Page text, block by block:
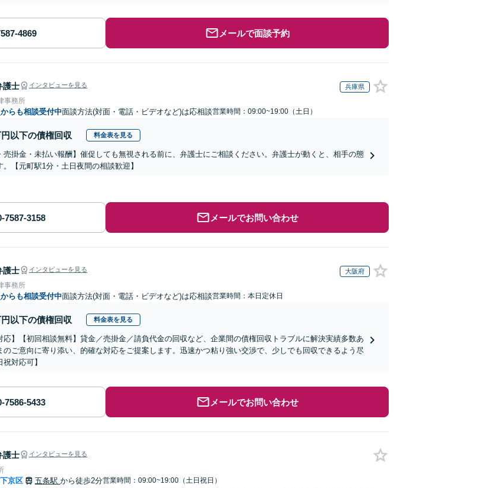
メールで面談予約
護士 インタビューを見る 兵庫県
事務所
からも相談受付中面談方法(対面・電話・ビデオなど)は応相談営業時間：09:00~19:00（土日）
以下の債権回収 料金表を見る
売掛金・未払い報酬】催促しても無視される前に、弁護士にご相談ください。弁護士が動くと、相手の態
。【元町駅1分・土日夜間の相談歓迎】
メールでお問い合わせ
護士 インタビューを見る 大阪府
事務所
からも相談受付中面談方法(対面・電話・ビデオなど)は応相談営業時間：本日定休日
以下の債権回収 料金表を見る
応】【初回相談無料】貸金／売掛金／請負代金の回収など、企業間の債権回収トラブルに解決実績多数あ
のご意向に寄り添い、的確な対応をご提案します。迅速かつ粘り強い交渉で、少しでも回収できるよう尽
対応可】
メールでお問い合わせ
護士 インタビューを見る
京区 五条駅 から徒歩2分営業時間：09:00~19:00（土日祝日）